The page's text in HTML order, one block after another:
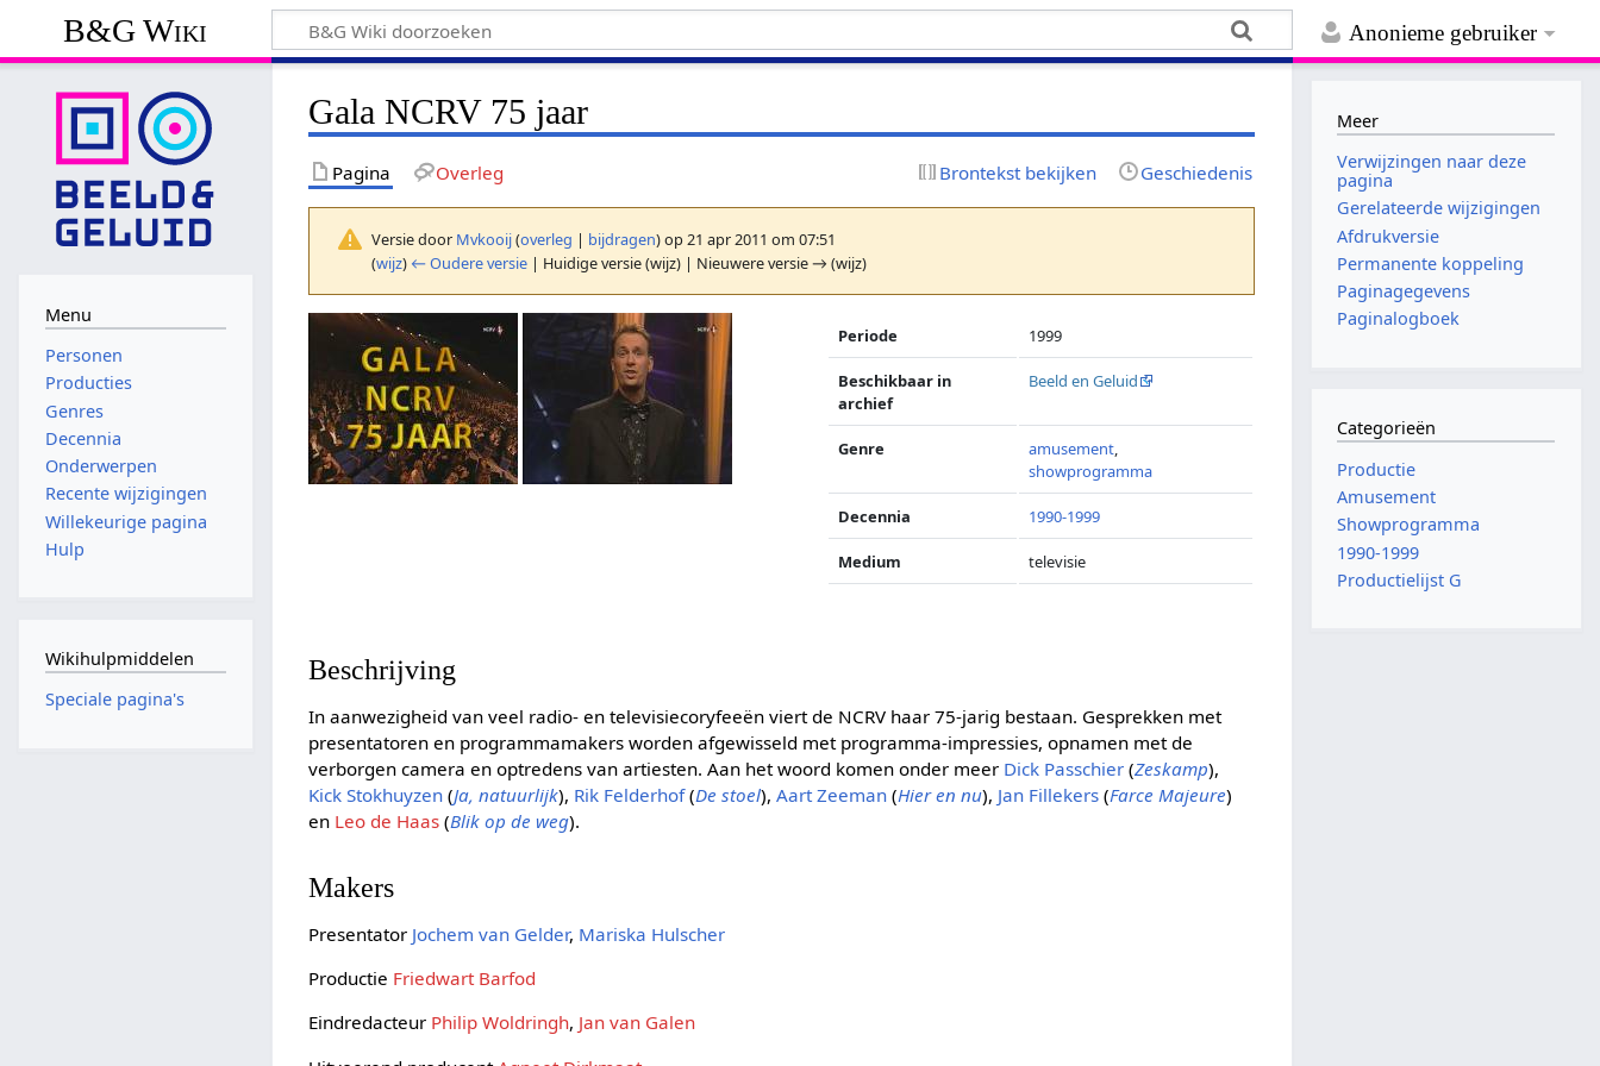
Anonieme gebruiker
B&G Wiki
Gala NCRV 75 jaar
Pagina Overleg Brontekst bekijken Geschiedenis
Versie door Mvkooij(overleg | bijdragen)op 21 apr 2011 om 07:51
(wijz) ← Oudere versie | Huidige versie (wijz) | Nieuwere versie → (wijz)
Periode 1999
Beschikbaar in
archief
Beeld en Geluid
Genre amusement,
showprogramma
Decennia 1990-1999
Medium televisie
Beschrijving
In aanwezigheid van veel radio- en televisiecoryfeeën viert de NCRV haar 75-jarig bestaan. Gesprekken met
presentatoren en programmamakers worden afgewisseld met programma-impressies, opnamen met de
verborgen camera en optredens van artiesten. Aan het woord komen onder meer Dick Passchier (Zeskamp),
Kick Stokhuyzen (Ja, natuurlijk), Rik Felderhof(De stoel),Aart Zeeman (Hier en nu), Jan Fillekers (Farce Majeure)
en Leo de Haas (Blik op de weg).
Makers
Presentator Jochem van Gelder, Mariska Hulscher
Productie Friedwart Barfod
Eindredacteur Philip Woldringh, Jan van Galen
Menu
Personen
Producties
Genres
Decennia
Onderwerpen
Recente wijzigingen
Willekeurige pagina
Hulp
Wikihulpmiddelen
Speciale pagina's
Meer
Verwijzingen naar deze
pagina
Gerelateerde wijzigingen
Afdrukversie
Permanente koppeling
Paginagegevens
Paginalogboek
Categorieën
Productie
Amusement
Showprogramma
1990-1999
Productielijst G